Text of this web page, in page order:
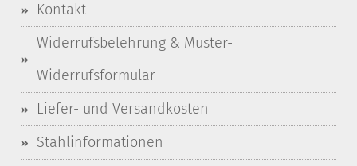
Kontakt
Widerrufsbelehrung & Muster-
Widerrufsformular
Liefer- und Versandkosten
Stahlinformationen